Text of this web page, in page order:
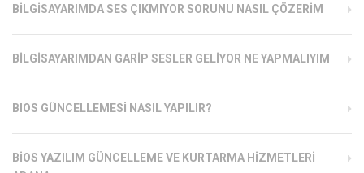
BILGISAYARIMDA SES ÇIKMIYOR SORUNU NASIL ÇÖZERIM
BILGISAYARIMDAN GARIP SESLER GELIYOR NE YAPMALIYIM
BIOS GÜNCELLEMESI NASIL YAPILIR?
BIOS YAZILIM GÜNCELLEME VE KURTARMA HIZMETLERI